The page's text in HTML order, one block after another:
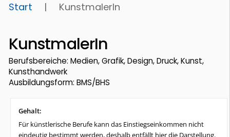
Start | KunstmalerIn
KunstmalerIn
Berufsbereiche: Medien, Grafik, Design, Druck, Kunst,
Kunsthandwerk
Ausbildungsform: BMS/BHS
Gehalt:
Für künstlerische Berufe kann das Einstiegseinkommen nicht
eindeutig bestimmt werden, deshalb entfällt hier die Darstellung.